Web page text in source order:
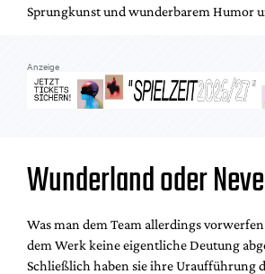
Sprungkunst und wunderbarem Humor
Anzeige
Wunderland oder
Was man dem Team allerdings vorwerfen
dem Werk keine eigentliche Deutung
Schließlich haben sie ihre Uraufführung